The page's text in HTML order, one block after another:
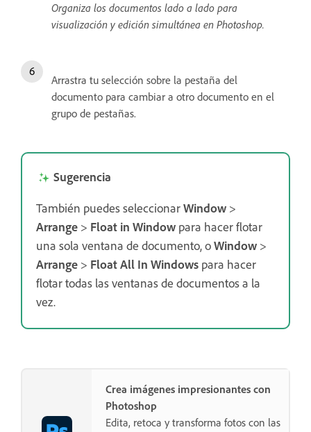
Organiza los documentos lado a lado para
visualización y edición simultánea en Photoshop.
Arrastra tu selección sobre la pestaña del
documento para cambiar a otro documento en el
grupo de pestañas.
Sugerencia
También puedes seleccionarWindow >
Arrange > Float in Window para hacer flotar
una sola ventana de documento, oWindow >
Arrange > Float All In Windows para hacer
flotar todas las ventanas de documentos a la
vez.
Crea imágenes impresionantes con
Photoshop
Edita, retoca y transforma fotos con las